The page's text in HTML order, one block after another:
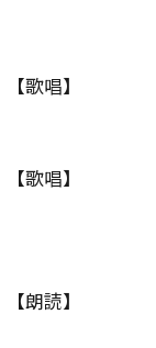
【歌唱】
【歌唱】
【朗読】